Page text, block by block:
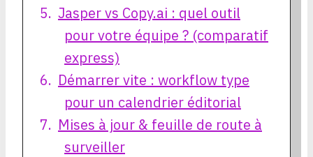
Jasper vs Copy.ai : quel outil
pour votre équipe ? (comparatif
express)
Démarrer vite : workflow type
pour un calendrier éditorial
Mises à jour & feuille de route à
surveiller